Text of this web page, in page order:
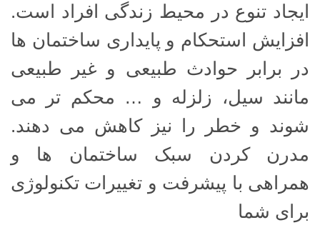
ایجاد تنوع در محیط زندگی افراد است.
افزایش استحکام و پایداری ساختمان ها
در برابر حوادث طبیعی و غیر طبیعی
مانند سیل، زلزله و … محکم تر می
شوند و خطر را نیز کاهش می دهند.
مدرن کردن سبک ساختمان ها و
همراهی با پیشرفت و تغییرات تکنولوژی
برای شما